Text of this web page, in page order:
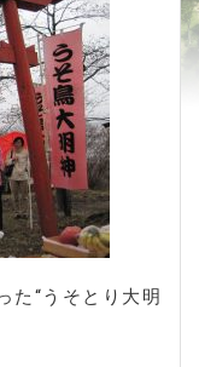
た“うそとり大明